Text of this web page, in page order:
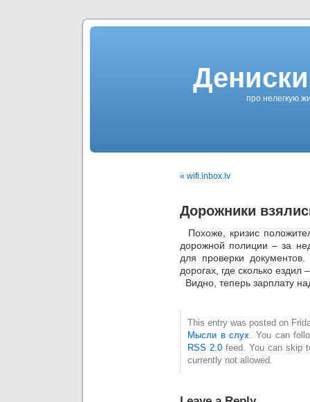
про нелегкую
« wifi.inbox.lv
Дорожники
Похоже, кризис
дорожной полиции – за
для проверки
дорогах, где сколько
Видно, теперь зарплату
This entry was posted on
Мысли в слух . You can
RSS 2.0feed. You can skip
currently not allowed.